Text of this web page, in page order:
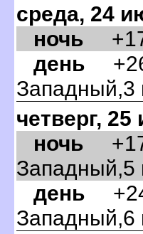
среда, 24
ночь
день
Западный,3
четверг,
ночь
Западный,5
день
Западный,6